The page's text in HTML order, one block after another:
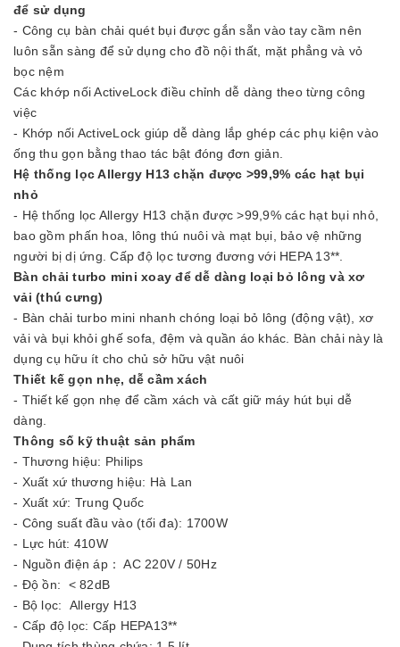
để sử dụng
- Công cụ bàn chải quét bụi được gắn sẵn vào tay cầm nên
luôn sẵn sàng để sử dụng cho đồ nội thất, mặt phẳng và vỏ
bọc nệm
Các khớp nối ActiveLock điều chỉnh dễ dàng theo từng công
việc
- Khớp nối ActiveLock giúp dễ dàng lắp ghép các phụ kiện vào
ống thu gọn bằng thao tác bật đóng đơn giản.
Hệ thống lọc Allergy H13 chặn được >99,9% các hạt bụi
nhỏ
- Hệ thống lọc Allergy H13 chặn được >99,9% các hạt bụi nhỏ,
bao gồm phấn hoa, lông thú nuôi và mạt bụi, bảo vệ những
người bị dị ứng. Cấp độ lọc tương đương với HEPA 13**.
Bàn chải turbo mini xoay để dễ dàng loại bỏ lông và xơ
vải (thú cưng)
- Bàn chải turbo mini nhanh chóng loại bỏ lông (động vật), xơ
vải và bụi khỏi ghế sofa, đệm và quần áo khác. Bàn chải này là
dụng cụ hữu ít cho chủ sở hữu vật nuôi
Thiết kế gọn nhẹ, dễ cầm xách
- Thiết kế gọn nhẹ để cầm xách và cất giữ máy hút bụi dễ
dàng.
Thông số kỹ thuật sản phẩm
- Thương hiệu: Philips
- Xuất xứ thương hiệu: Hà Lan
- Xuất xứ: Trung Quốc
- Công suất đầu vào (tối đa): 1700W
- Lực hút: 410W
- Nguồn điện áp： AC 220V / 50Hz
- Độ ồn: < 82dB
- Bộ lọc: Allergy H13
- Cấp độ lọc: Cấp HEPA13**